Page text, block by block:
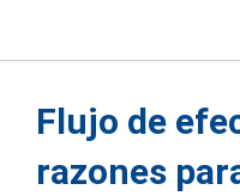
Flujo de
razones